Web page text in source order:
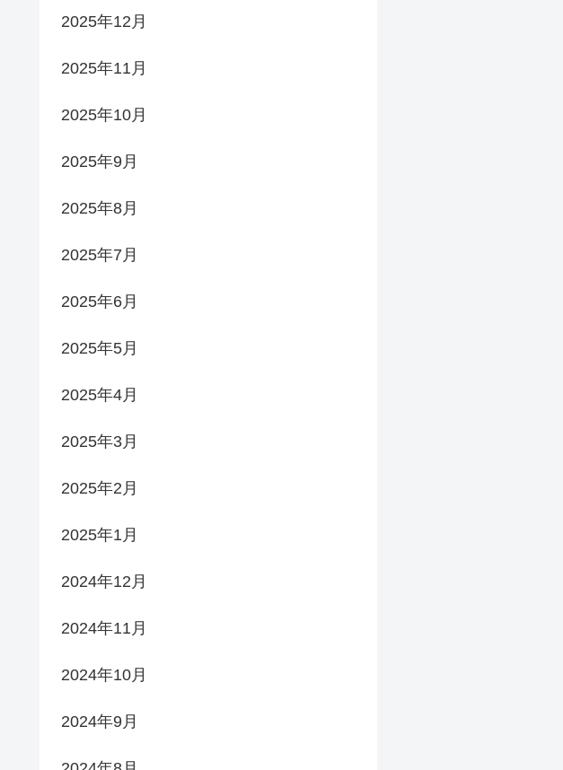
2025年12月
2025年11月
2025年10月
2025年9月
2025年8月
2025年7月
2025年6月
2025年5月
2025年4月
2025年3月
2025年2月
2025年1月
2024年12月
2024年11月
2024年10月
2024年9月